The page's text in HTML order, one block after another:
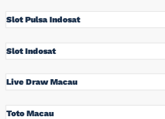
Slot Pulsa Indosat
Slot Indosat
Live Draw Macau
Toto Macau